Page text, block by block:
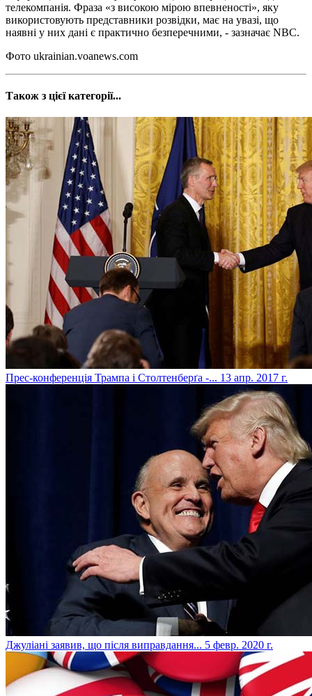
телекомпанія. Фраза «з високою мірою впевненості», яку
використовують представники розвідки, має на увазі, що
наявні у них дані є практично безперечними, - зазначає NBC.
Фото ukrainian.voanews.com
Також з цієї категорії...
​Прес-конференція Трампа і Столтенберґа -... 13 апр. 2017 г.
​Джуліані заявив, що після виправдання... 5 февр. 2020 г.